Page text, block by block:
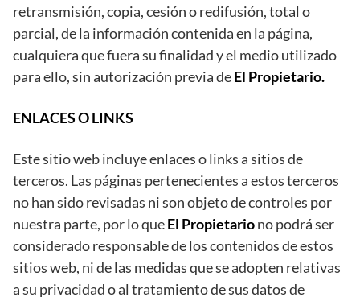
retransmisión, copia, cesión o redifusión, total o
parcial, de la información contenida en la página,
cualquiera que fuera su finalidad y el medio utilizado
para ello, sin autorización previa deEl Propietario.
ENLACES O LINKS
Este sitio web incluye enlaces o links a sitios de
terceros. Las páginas pertenecientes a estos terceros
no han sido revisadas ni son objeto de controles por
nuestra parte, por lo queEl Propietariono podrá ser
considerado responsable de los contenidos de estos
sitios web, ni de las medidas que se adopten relativas
a su privacidad o al tratamiento de sus datos de